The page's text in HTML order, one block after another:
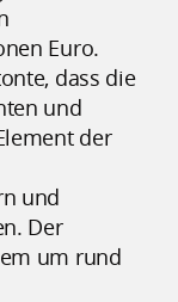
Euro.
dass die
und
der
und
Der
um rund